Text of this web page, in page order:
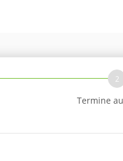
2
Termine